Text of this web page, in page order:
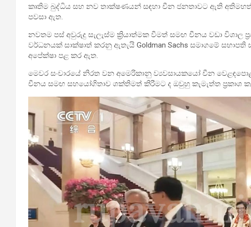
කෘතිම බුද්ධිය සහ නව තාක්ෂණයන් සඳහා චීන ජනතාවට ඇති
පවසා ඇත.
නවතම පස් අවුරුදු සැලැස්ම ක්‍රියාත්මක වීමත් සමඟ චීනය වඩා
වර්ධනයක් සාක්ෂාත් කරනු ඇතැයි Goldman Sachs සමාගමේ සභාපති
අපේක්ෂා පළ කර ඇත.
මෙවර සංචාරයේ නිරත වන අමෙරිකානු ව්‍යවසායකයෝ චීන
චීනය සමඟ සහයෝගිතාව ශක්තිමත් කිරීමට ද ඔවුහු කැමැත්ත ප්‍රකාශ